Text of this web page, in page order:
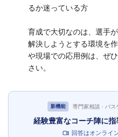
るか迷っている方
育成で大切なのは、選手
解決しようとする環境を
や現場での応用例は、ぜ
さい。
新機能 専門家相談 · バ
経験豊富なコーチ陣に
回答はオンライ